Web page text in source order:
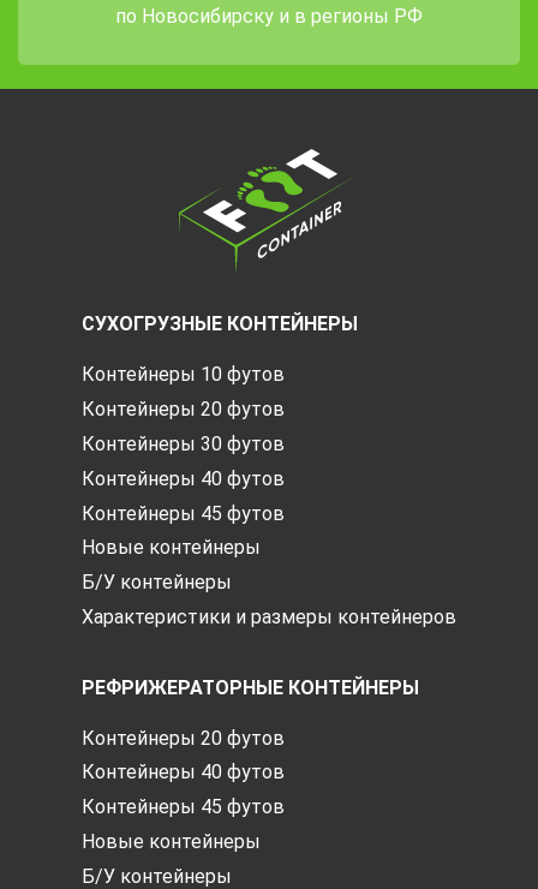
по Новосибирску и в регионы РФ
СУХОГРУЗНЫЕ КОНТЕЙНЕРЫ
Контейнеры 10 футов
Контейнеры 20 футов
Контейнеры 30 футов
Контейнеры 40 футов
Контейнеры 45 футов
Новые контейнеры
Б/У контейнеры
Характеристики и размеры контейнеров
РЕФРИЖЕРАТОРНЫЕ КОНТЕЙНЕРЫ
Контейнеры 20 футов
Контейнеры 40 футов
Контейнеры 45 футов
Новые контейнеры
Б/У контейнеры